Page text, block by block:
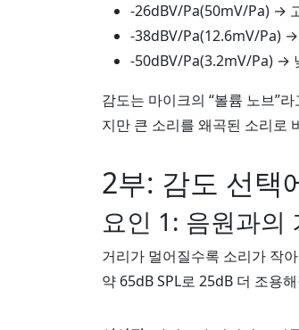
-26dBV/Pa(50mV/Pa) →
-38dBV/Pa(12.6mV/Pa)
-50dBV/Pa(3.2mV/Pa) →
감도는 마이크의 “볼륨 노브”
지만 큰 소리를 왜곡된 소리로
2부: 감도 선택
요인 1: 음원과의
거리가 멀어질수록 소리가 작
약 65dB SPL로 25dB 더 조용